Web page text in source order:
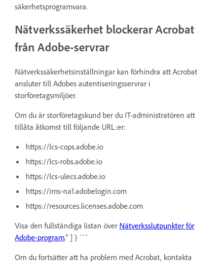
säkerhetsprogramvara.
Nätverkssäkerhet blockerar Acrobat
från Adobe-servrar
Nätverkssäkerhetsinställningar kan förhindra att Acrobat
ansluter till Adobes autentiseringsservrar i
storföretagsmiljöer.
Om du är storföretagskund ber du IT-administratören att
tillåta åtkomst till följande URL:er:
https://lcs-cops.adobe.io
https://lcs-robs.adobe.io
https://lcs-ulecs.adobe.io
https://ims-na1.adobelogin.com
https://resources.licenses.adobe.com
Visa den fullständiga listan över Nätverksslutpunkter för
Adobe-program." ] } ```
Om du fortsätter att ha problem med Acrobat, kontakta